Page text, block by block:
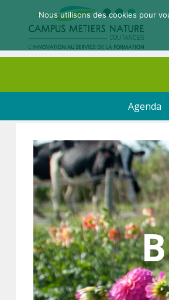
Agenda
Nous utilisons des cookies pour